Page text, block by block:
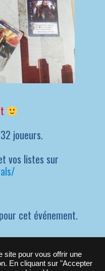
joueurs.
vos listes sur
cet événement.
site pour vous offrir une
En cliquant sur "Accepter